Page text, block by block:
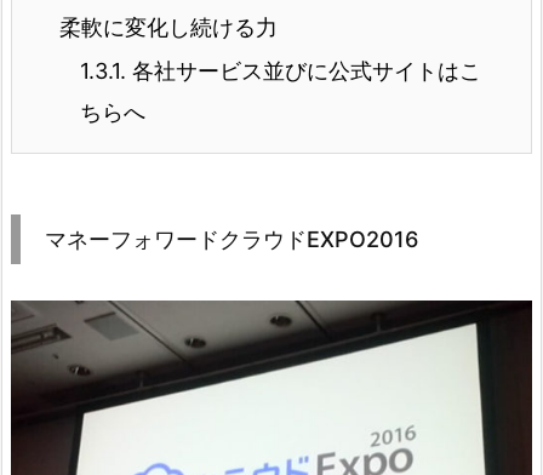
柔軟に変化し続ける力
1.3.1. 各社サービス並びに公式サイトはこ
ちらへ
マネーフォワードクラウドEXPO2016